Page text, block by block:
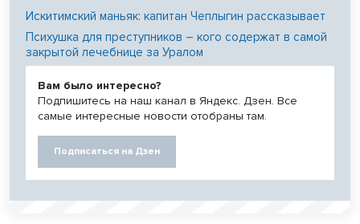
Искитимский маньяк: капитан Чеплыгин рассказывает
Психушка для преступников – кого содержат в самой
закрытой лечебнице за Уралом
Вам было интересно?
Подпишитесь на наш канал в Яндекс. Дзен. Все
самые интересные новости отобраны там.
Подписаться на Дзен